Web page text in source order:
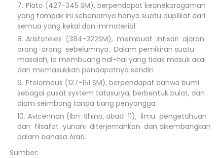
Plato (427-345 SM), berpendapat keanekaragaman
yang tampak ini sebenarnya hanya suatu duplikat dari
semua yang kekal dan immaterial.
Aristoteles (384-322SM), membuat intisari ajaran
orang-orang sebelumnya. Dalam pemikiran suatu
masalah, ia membuang hal-hal yang tidak masuk akal
dan memasukkan pendapatnya sendiri.
Ptolomeus (127-151 SM), berpendapat bahwa bumi
sebagai pusat system tatasurya, berbentuk bulat, dan
diam seimbang tanpa tiang penyangga.
Avicennan (Ibn-Shina, abad 11), ilmu pengetahuan
dan filsafat yunani diterjemahkan dan dikembangkan
dalam bahasa Arab.
Sumber: